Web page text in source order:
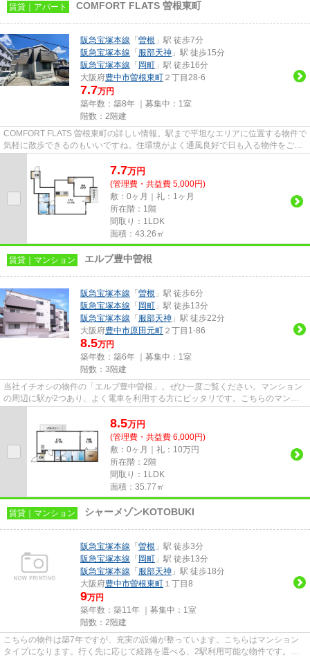
賃貸｜アパート COMFORT FLATS 曽根東町
阪急宝塚本線 「 曽根 」駅 徒歩7分
阪急宝塚本線 「 服部天神 」駅 徒歩15分
阪急宝塚本線 「 岡町 」駅 徒歩16分
大阪府豊中市曽根東町 ２丁目28-6
7.7万円
築年数：築8年 ｜募集中： 1室
階数：2階建
COMFORT FLATS 曽根東町の詳しい情報。駅まで平坦なエリアに位置する物件で
気軽に散歩できるのもいいですね。住環境がよく通風良好で日も入る物件をご提
7.7万円
(管理費・共益費 5,000円)
敷：0ヶ月｜礼：1ヶ月
所在階：1階
間取り：1LDK
面積：43.26㎡
賃貸｜マンション エルブ豊中曽根
阪急宝塚本線 「 曽根 」駅 徒歩6分
阪急宝塚本線 「 岡町 」駅 徒歩13分
阪急宝塚本線 「 服部天神 」駅 徒歩22分
大阪府豊中市原田元町 ２丁目1-86
8.5万円
築年数：築6年 ｜募集中： 1室
階数：3階建
当社イチオシの物件の「エルブ豊中曽根」。ぜひ一度ご覧ください。マンション
の周辺に駅が2つあり、よく電車を利用する方にピッタリです。こちらのマンシ
8.5万円
(管理費・共益費 6,000円)
敷：0ヶ月｜礼：10万円
所在階：2階
間取り：1LDK
面積：35.77㎡
賃貸｜マンション シャーメゾンKOTOBUKI
阪急宝塚本線 「 曽根 」駅 徒歩3分
阪急宝塚本線 「 岡町 」駅 徒歩13分
阪急宝塚本線 「 服部天神 」駅 徒歩18分
大阪府豊中市曽根東町 １丁目8
9万円
築年数：築11年 ｜募集中： 1室
階数：2階建
こちらの物件は築7年ですが、充実の設備が整っています。こちらはマンション
タイプになります。行く先に応じて経路を選べる、2駅利用可能な物件です。道